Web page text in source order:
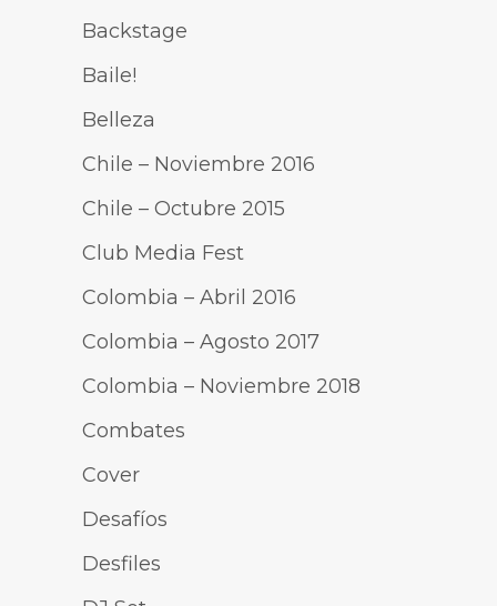
Backstage
Baile!
Belleza
Chile – Noviembre 2016
Chile – Octubre 2015
Club Media Fest
Colombia – Abril 2016
Colombia – Agosto 2017
Colombia – Noviembre 2018
Combates
Cover
Desafíos
Desfiles